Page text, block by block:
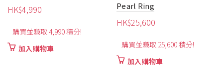
Pearl Ring
購買並賺取 25,600 積分!
HK$16,900
加入購物車